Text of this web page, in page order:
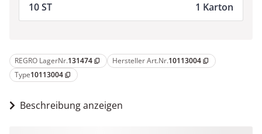
REGRO LagerNr.131474 content_copy Hersteller Art.Nr.10113004 content_copy
Type10113004 content_copy
Beschreibung anzeigen
10 ST 1 Karton